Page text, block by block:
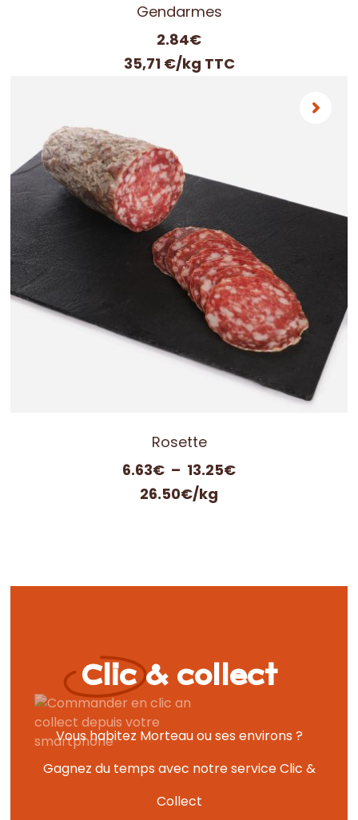
Gendarmes
2.84€
35,71 €/kg TTC
Rosette
6.63€ – 13.25€Plage
26.50€/kg
Clic & collect
Vous habitez Morteau ou ses environs ?
Gagnez du temps avec notre service Clic &
Collect